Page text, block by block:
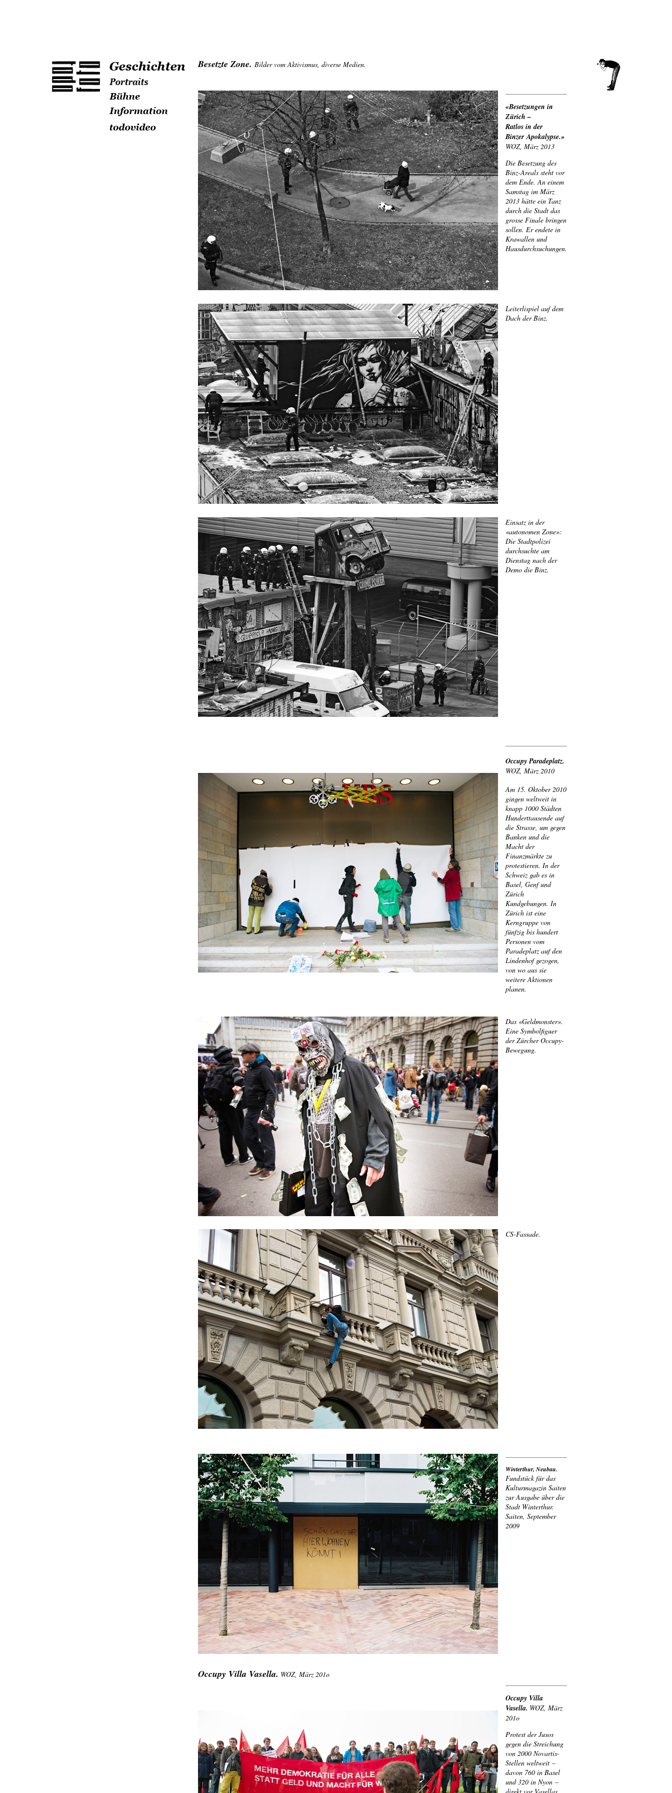
Besetzte Zone. Bilder vom Aktivismus, diverse Medien.
«Besetzungen in
Zürich –
Ratlos in der
BinzerApokalypse.»
WOZ, März 2013
Die Besetzung des
Binz-Areals steht vor
dem Ende. An einem
Samstag im März
2013 hätte ein Tanz
durch die Stadt das
grosse Finale bringen
sollen. Er endete in
Krawallen und
Hausdurchsuchungen.
Leiterlispiel auf dem
Dach der Binz.
Einsatz in der
«autonomen Zone»:
Die Stadtpolizei
durchsuchte am
Dienstag nach der
Demo die Binz.
Occupy Paradeplatz.
WOZ, März 2010
Am 15. Oktober 2010
gingen weltweit in
knapp 1000 Städten
Hunderttausende auf
die Strasse, um gegen
Banken und die
Macht der
Finanzmärkte zu
protestieren. In der
Schweiz gab es in
Basel, Genf und
Zürich
Kundgebungen. In
Zürich ist eine
Kerngruppe von
fünfzig bis hundert
Personen vom
Paradeplatz auf den
Lindenhof gezogen,
von wo aus sie
weitere Aktionen
planen.
Das «Geldmonster».
Eine Symbolfiguer
der Zürcher Occupy-
Bewegung.
CS-Fassade.
Winterthur, Neubau.
Fundstück für das
Kulturmagazin Saiten
zur Ausgabe über die
Stadt Winterthur.
Saiten, September
2009
Occupy Villa Vasella. WOZ, März 201o
Occupy Villa
Vasella. WOZ, März
201o
Protest der Jusos
gegen die Streichung
von 2000 Novartis-
Stellen weltweit –
davon 760 in Basel
und 320 in Nyon –